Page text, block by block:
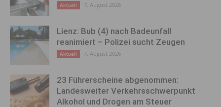
Aktuell 7. August 2026
Lienz: Bub (4) nach Badeunfall
reanimiert – Polizei sucht Zeugen
Aktuell 7. August 2026
23 Führerscheine abgenommen:
Landesweiter Verkehrsschwerpunkt
Alkohol und Drogen am Steuer